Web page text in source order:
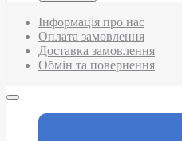
Інформація про нас
Оплата замовлення
Доставка замовлення
Обмін та повернення